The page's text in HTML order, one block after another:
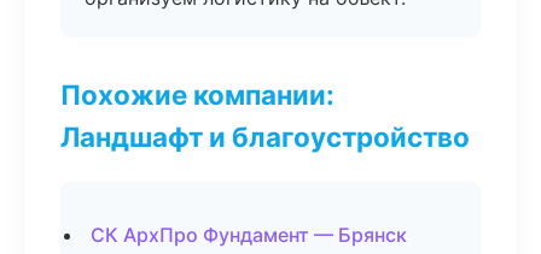
Похожие компании:
Ландшафт и благоустройство
СК АрхПро Фундамент — Брянск